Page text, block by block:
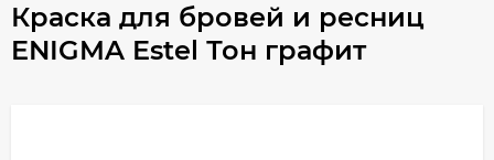
Краска для бровей и ресниц
ENIGMA Estel Тон графит